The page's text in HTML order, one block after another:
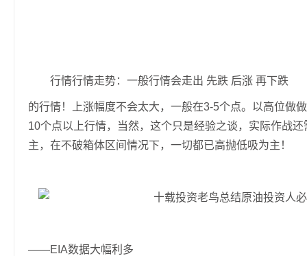
行情行情走势：一般行情会走出 先跌 后涨 再下跌
的行情！上涨幅度不会太大，一般在3-5个点。以高位做
10个点以上行情，当然，这个只是经验之谈，实际作战
主，在不破箱体区间情况下，一切都已高抛低吸为主！
——EIA数据大幅利多